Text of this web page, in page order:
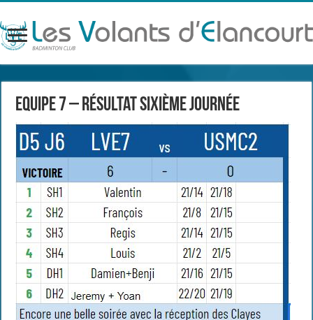
Equipe 7 – Résultat sixième journée